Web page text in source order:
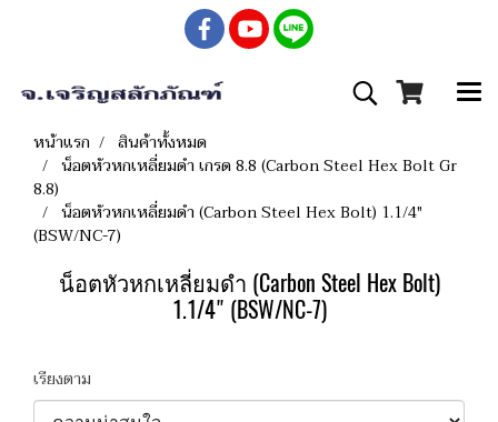
หน้าแรก
สินค้าทั้งหมด
น็อตหัวหกเหลี่ยมดำ เกรด 8.8 (Carbon Steel Hex Bolt Gr
8.8)
น็อตหัวหกเหลี่ยมดำ (Carbon Steel Hex Bolt) 1.1/4"
(BSW/NC-7)
น็อตหัวหกเหลี่ยมดำ (Carbon Steel Hex Bolt)
1.1/4" (BSW/NC-7)
เรียงตาม